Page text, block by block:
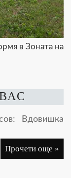
в Зоната на
Вдовишка
Прочети още »